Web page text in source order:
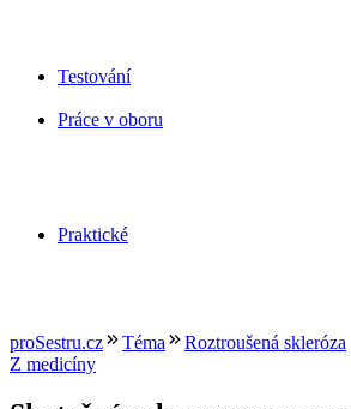
Testování
Práce v oboru
Praktické
proSestru.cz Téma
Roztroušená skleróza
Z medicíny